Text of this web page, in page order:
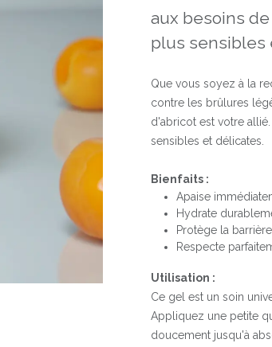
aux besoins
plus sensibles
Que vous soyez à la
contre les brûlures
d'abricot est votre
sensibles et délicates.
Bienfaits :
Apaise
Hydrate
Protège la
Respecte
Utilisation :
Ce gel est un soin
Appliquez une petite
doucement jusqu'à